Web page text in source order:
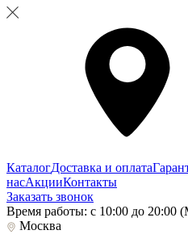
КаталогДоставка и оплата
насАкцииКонтакты
Заказать звонок
Время работы: с 10:00 до 20:00
Москва